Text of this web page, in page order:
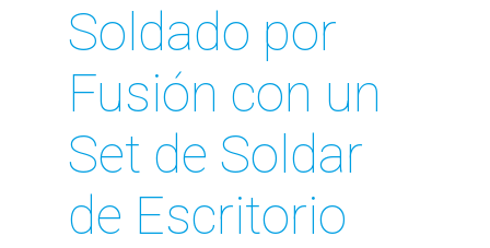
Soldado por
Fusión con un
Set de Soldar
de Escritorio